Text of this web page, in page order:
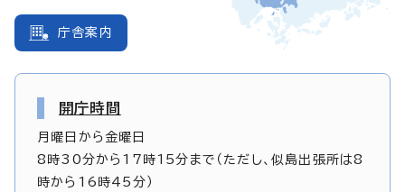
庁舎案内
開庁時間
月曜日から金曜日
8時30分から17時15分まで（ただし、似島出張所は8
時から16時45分）